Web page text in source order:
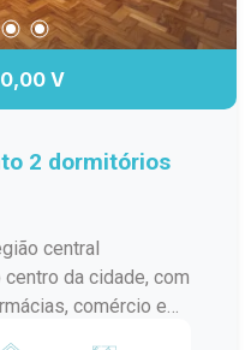
V
2 dormitórios
central
da cidade, com
comércio e